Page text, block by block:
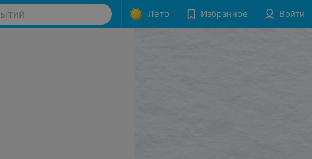
Лето Избранное Войти